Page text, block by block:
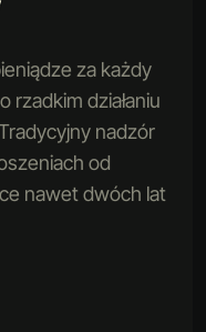
za każdy
rzadkim działaniu
nadzór
od
nawet dwóch lat